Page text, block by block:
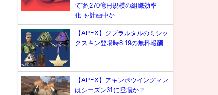
て“約270億円規模の組織効率
化”を計画中か
【APEX】ジブラルタルのミシッ
クスキン登場時8.19の無料報酬
【APEX】アキンボウイングマン
はシーズン31に登場か？